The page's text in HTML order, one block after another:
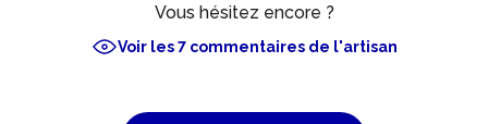
Vous hésitez encore ?
Voir les 7 commentaires de l'artisan